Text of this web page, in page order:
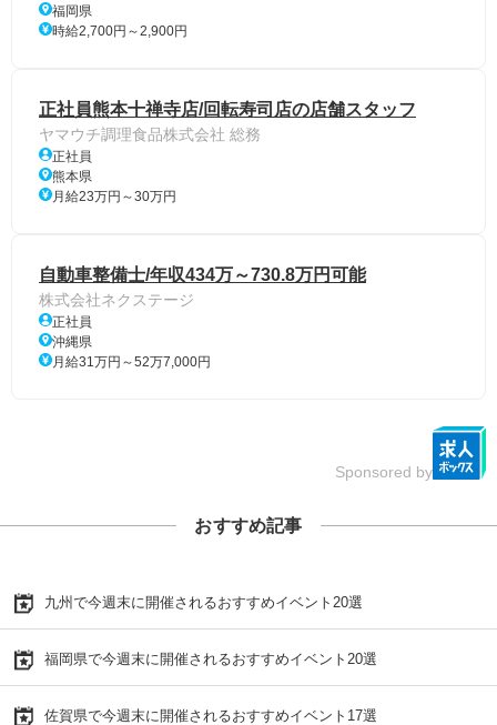
福岡県
時給2,700円～2,900円
正社員熊本十禅寺店/回転寿司店の店舗スタッフ
ヤマウチ調理食品株式会社 総務
正社員
熊本県
月給23万円～30万円
自動車整備士/年収434万～730.8万円可能
株式会社ネクステージ
正社員
沖縄県
月給31万円～52万7,000円
Sponsored by
おすすめ記事
九州で今週末に開催されるおすすめイベント20選
福岡県で今週末に開催されるおすすめイベント20選
佐賀県で今週末に開催されるおすすめイベント17選